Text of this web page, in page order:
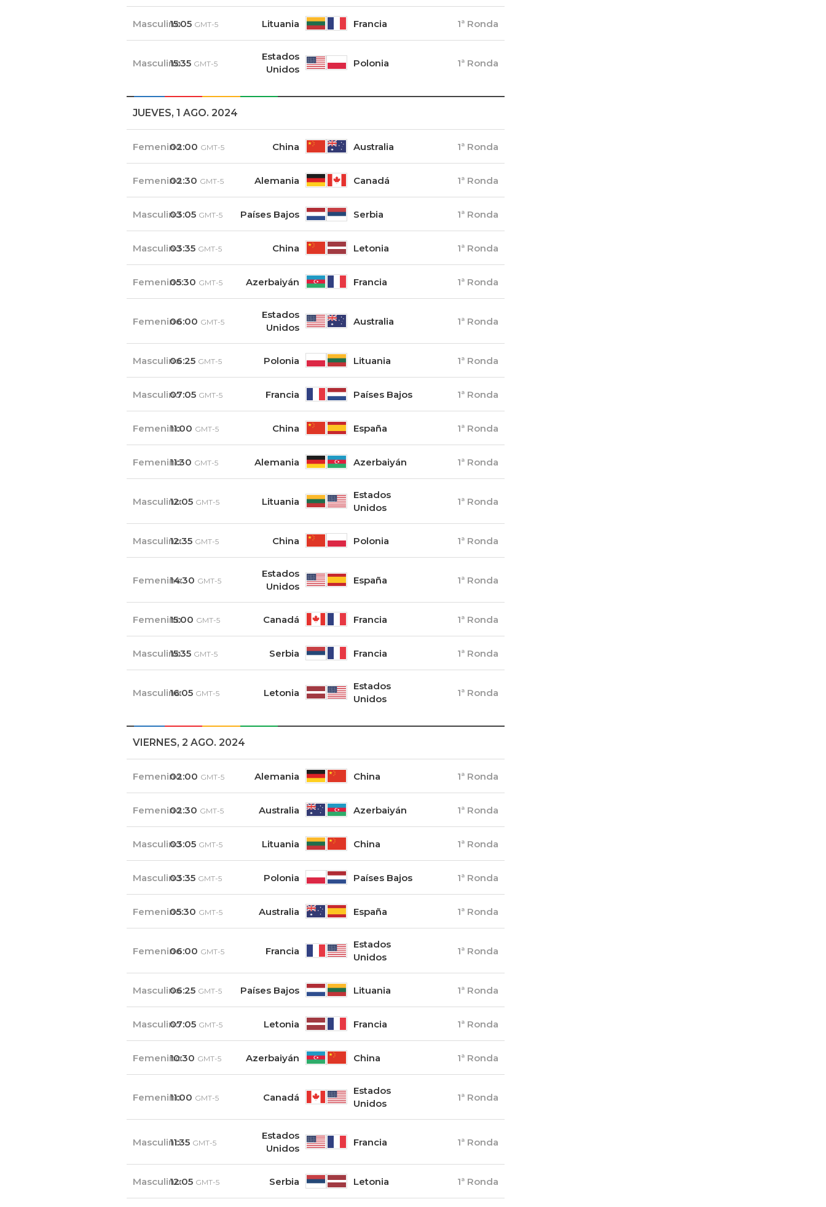
Masculino15:05 GMT-5 Lituania Francia 1ª Ronda
Masculino15:35 GMT-5
Estados
Unidos
Polonia 1ª Ronda
JUEVES, 1 AGO. 2024
Femenino02:00 GMT-5 China Australia 1ª Ronda
Femenino02:30 GMT-5 Alemania Canadá 1ª Ronda
Masculino03:05 GMT-5 Países Bajos Serbia 1ª Ronda
Masculino03:35 GMT-5 China Letonia 1ª Ronda
Femenino05:30 GMT-5 Azerbaiyán Francia 1ª Ronda
Femenino06:00 GMT-5
Estados
Unidos
Australia 1ª Ronda
Masculino06:25 GMT-5 Polonia Lituania 1ª Ronda
Masculino07:05 GMT-5 Francia Países Bajos 1ª Ronda
Femenino11:00 GMT-5 China España 1ª Ronda
Femenino11:30 GMT-5 Alemania Azerbaiyán 1ª Ronda
Masculino12:05 GMT-5 Lituania
Estados
Unidos
1ª Ronda
Masculino12:35 GMT-5 China Polonia 1ª Ronda
Femenino14:30 GMT-5
Estados
Unidos
España 1ª Ronda
Femenino15:00 GMT-5 Canadá Francia 1ª Ronda
Masculino15:35 GMT-5 Serbia Francia 1ª Ronda
Masculino16:05 GMT-5 Letonia
Estados
Unidos
1ª Ronda
VIERNES, 2 AGO. 2024
Femenino02:00 GMT-5 Alemania China 1ª Ronda
Femenino02:30 GMT-5 Australia Azerbaiyán 1ª Ronda
Masculino03:05 GMT-5 Lituania China 1ª Ronda
Masculino03:35 GMT-5 Polonia Países Bajos 1ª Ronda
Femenino05:30 GMT-5 Australia España 1ª Ronda
Femenino06:00 GMT-5 Francia
Estados
Unidos
1ª Ronda
Masculino06:25 GMT-5 Países Bajos Lituania 1ª Ronda
Masculino07:05 GMT-5 Letonia Francia 1ª Ronda
Femenino10:30 GMT-5 Azerbaiyán China 1ª Ronda
Femenino11:00 GMT-5 Canadá
Estados
Unidos
1ª Ronda
Masculino11:35 GMT-5
Estados
Unidos
Francia 1ª Ronda
Masculino12:05 GMT-5 Serbia Letonia 1ª Ronda